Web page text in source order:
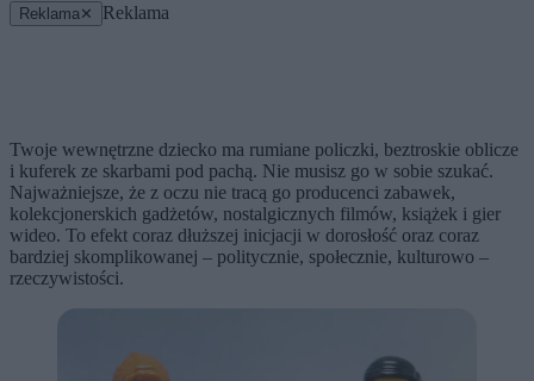
Reklama ✕ Reklama
Twoje wewnętrzne dziecko ma rumiane policzki, beztroskie oblicze
i kuferek ze skarbami pod pachą. Nie musisz go w sobie szukać.
Najważniejsze, że z oczu nie tracą go producenci zabawek,
kolekcjonerskich gadżetów, nostalgicznych filmów, książek i gier
wideo. To efekt coraz dłuższej inicjacji w dorosłość oraz coraz
bardziej skomplikowanej – politycznie, społecznie, kulturowo –
rzeczywistości.